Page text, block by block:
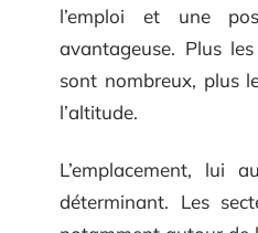
l’emploi et une
avantageuse. Plus
sont nombreux, plus
l’altitude.
L’emplacement, lui
déterminant. Les